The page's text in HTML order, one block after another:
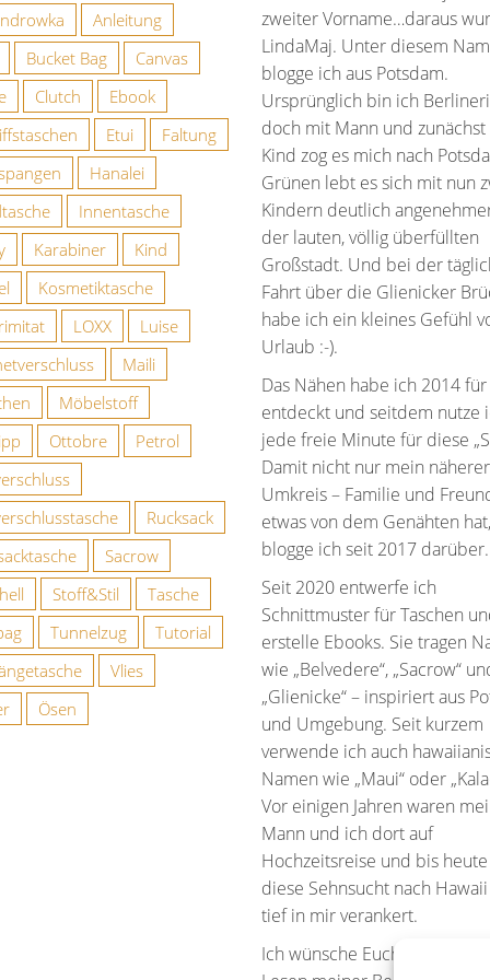
bei EtsyAnleitung
Bucket Bag
Canvas
Clutch
Ebook
Etui
Faltung
Hanalei
Innentasche
Karabiner
Kind
Kosmetiktasche
LOXX
Luise
Maili
Möbelstoff
Ottobre
Petrol
Rucksack
Sacrow
Stoff&Stil
Tasche
Tunnelzug
Tutorial
Vlies
Ösen
zweiter Vorname…daraus
LindaMaj. Unter diesem
blogge ich aus Potsdam.
Ursprünglich bin ich
doch mit Mann und
Kind zog es mich nach
Grünen lebt es sich mit nun
Kindern deutlich
der lauten, völlig überfüllten
Großstadt. Und bei der
Fahrt über die Glienicker
habe ich ein kleines Gefühl
Urlaub :-).
Das Nähen habe ich 2014
entdeckt und seitdem nutze
jede freie Minute für diese
Damit nicht nur mein näherer
Umkreis – Familie und
etwas von dem Genähten hat,
blogge ich seit 2017 darüber.
Seit 2020 entwerfe ich
Schnittmuster für Taschen
erstelle Ebooks. Sie tragen
wie „Belvedere“, „Sacrow“
„Glienicke“ – inspiriert aus
und Umgebung. Seit kurzem
verwende ich auch
Namen wie „Maui“ oder
Vor einigen Jahren waren
Mann und ich dort auf
Hochzeitsreise und bis
diese Sehnsucht nach
tief in mir verankert.
Ich wünsche Euch viel Spaß